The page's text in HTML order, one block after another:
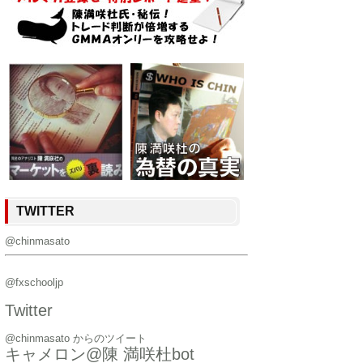
TWITTER
@chinmasato
@fxschooljp
Twitter
@chinmasato からのツイート
キャメロン@陳 満咲杜bot